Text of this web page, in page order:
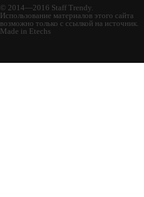
© 2014—2016 Staff Trendy.
Использование материалов этого сайта
возможно только с ссылкой на источник.
Made in Etechs